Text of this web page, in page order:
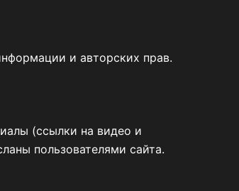
и авторских прав.
(ссылки на видео и
пользователями сайта.